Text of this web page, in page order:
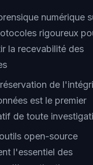
numérique
rigoureux
la recevabilité des
de
est le premier
de toute
open-source
l'essentiel des